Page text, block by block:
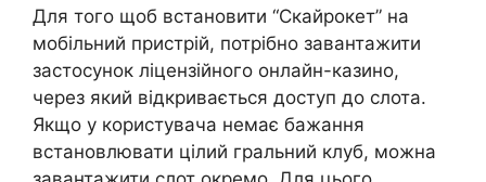
Для того щоб встановити “Скайрокет” на
мобільний пристрій, потрібно завантажити
застосунок ліцензійного онлайн-казино,
через який відкривається доступ до слота.
Якщо у користувача немає бажання
встановлювати цілий гральний клуб, можна